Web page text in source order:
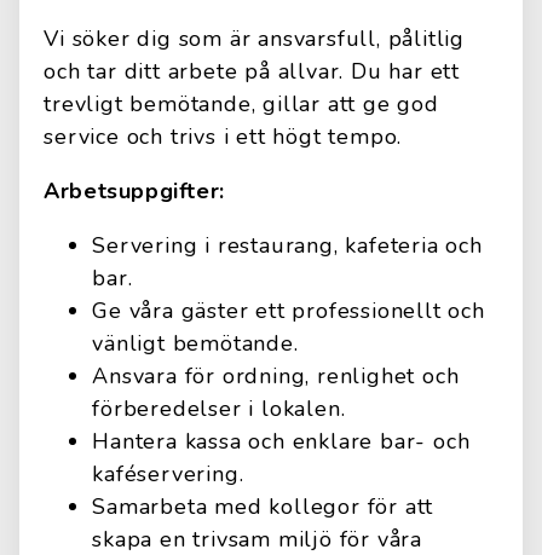
Vi söker dig som är ansvarsfull, pålitlig
och tar ditt arbete på allvar. Du har ett
trevligt bemötande, gillar att ge god
service och trivs i ett högt tempo.
Arbetsuppgifter:
Servering i restaurang, kafeteria och
bar.
Ge våra gäster ett professionellt och
vänligt bemötande.
Ansvara för ordning, renlighet och
förberedelser i lokalen.
Hantera kassa och enklare bar- och
kaféservering.
Samarbeta med kollegor för att
skapa en trivsam miljö för våra